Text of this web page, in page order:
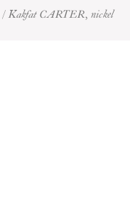
/Kakfat CARTER, nickel